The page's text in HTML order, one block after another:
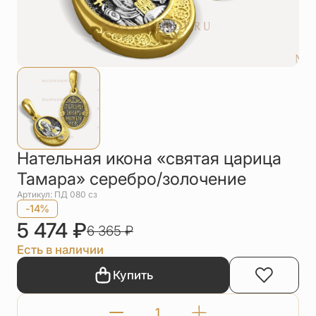
Упаковка
Цепи
Шнурки на
Другое
Нательная икона «святая царица
Тамара» серебро/золочение
Артикул: ПД 080 сз
-14%
5 474 ₽6 365₽
Есть в наличии
Купить